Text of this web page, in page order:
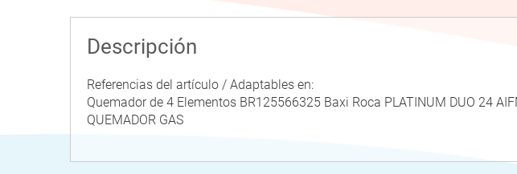
Descripción
Referencias del artículo / Adaptables en:
Quemador de 4 Elementos BR125566325 Baxi Roca PLATINUM DUO 24
QUEMADOR GAS